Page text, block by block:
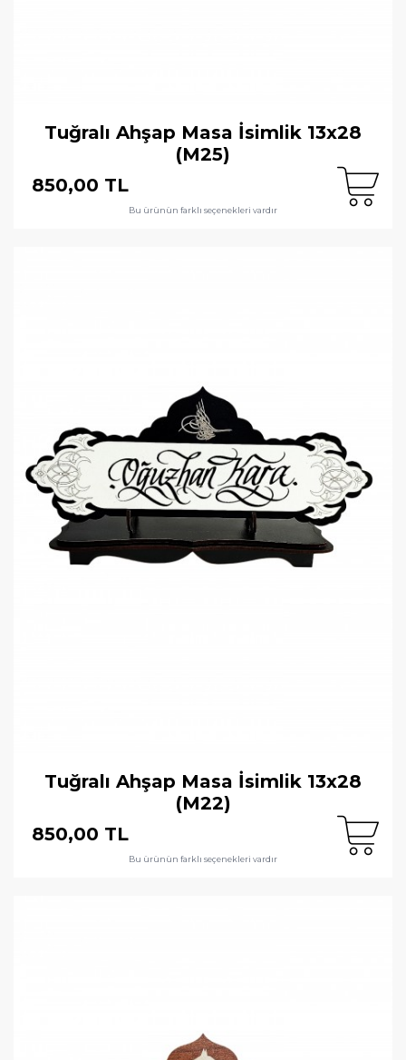
Tuğralı Ahşap Masa İsimlik 13x28
(M25)
850,00 TL
Bu ürünün farklı seçenekleri vardır
Tuğralı Ahşap Masa İsimlik 13x28
(M22)
850,00 TL
Bu ürünün farklı seçenekleri vardır